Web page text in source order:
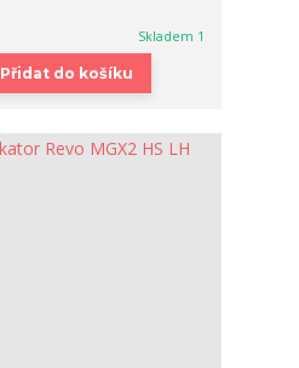
Skladem 1
Přidat do košíku